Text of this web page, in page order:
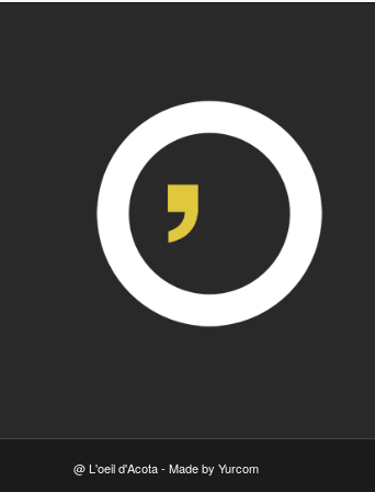
@ L'oeil d'Acota - Made by Yurcom